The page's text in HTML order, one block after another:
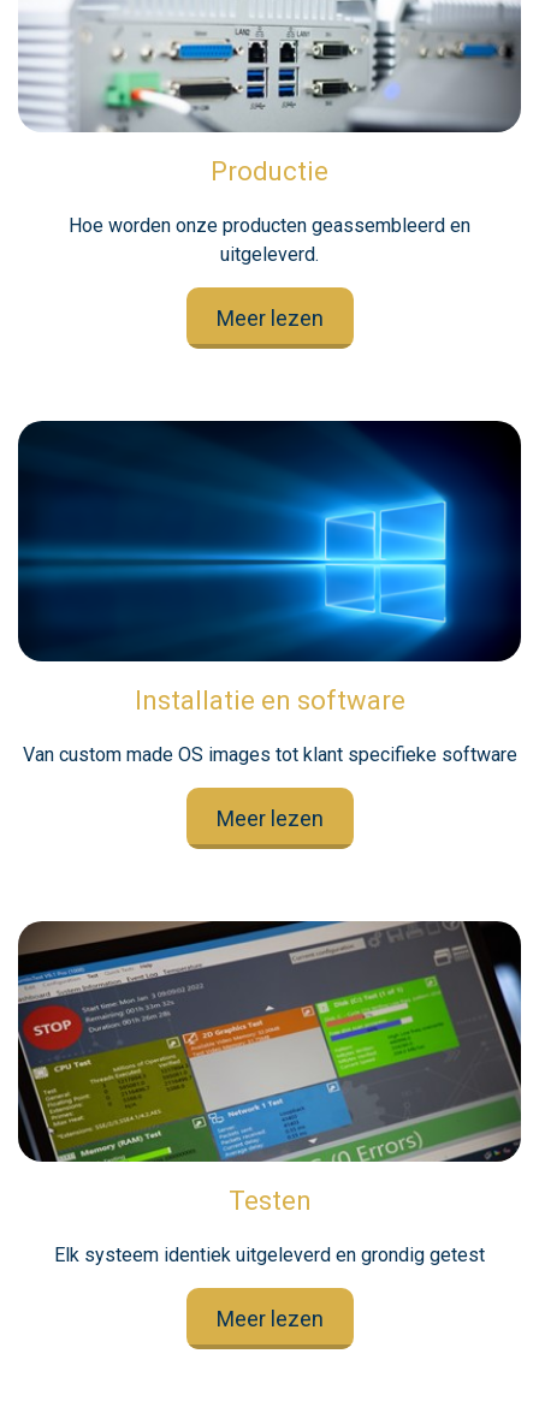
Productie
Hoe worden onze producten geassembleerd en
uitgeleverd.
Meer lezen
Installatie en software
Van custom made OS images tot klant specifieke software
Meer lezen
Testen
Elk systeem identiek uitgeleverd en grondig getest
Meer lezen